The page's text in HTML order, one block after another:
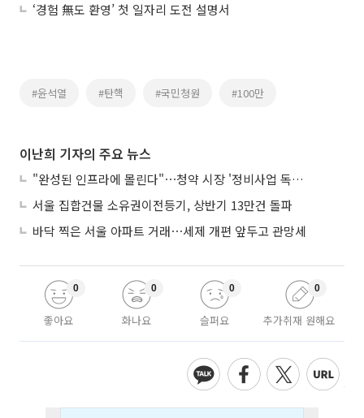
‘경험 無도 환영’ 첫 일자리 도전 설명서
#윤석열 #탄핵 #국민청원 #100만
이난희 기자의 주요 뉴스
"완성된 인프라에 몰린다"⋯청약 시장 '정비사업 독주' 42배 격차
서울 집합건물 소유권이전등기, 상반기 13만건 돌파
바닥 찍은 서울 아파트 거래⋯세제 개편 앞두고 관망세
좋아요
0
화나요
0
슬퍼요
0
추가취재 원해요
0